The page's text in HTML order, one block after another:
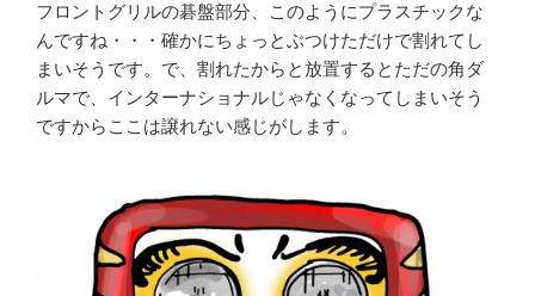
フロントグリルの碁盤部分、このようにプラスチックな
んですね・・・確かにちょっとぶつけただけで割れてし
まいそうです。で、割れたからと放置するとただの角ダ
ルマで、インターナショナルじゃなくなってしまいそう
ですからここは譲れない感じがします。